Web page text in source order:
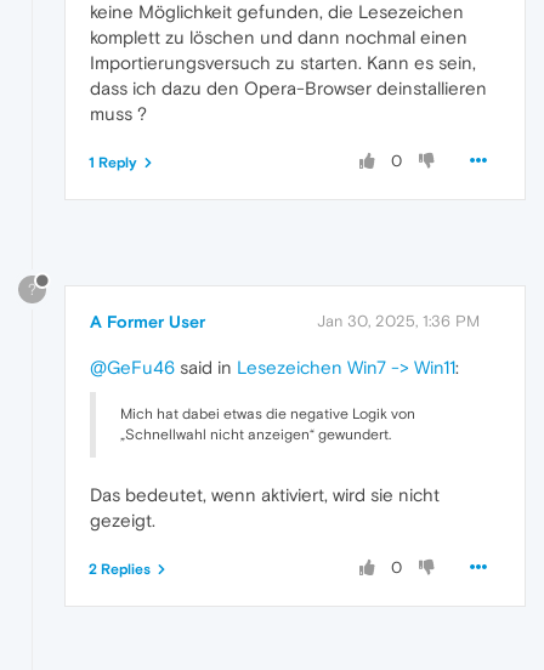
keine Möglichkeit gefunden, die Lesezeichen
komplett zu löschen und dann nochmal einen
Importierungsversuch zu starten. Kann es sein,
dass ich dazu den Opera-Browser deinstallieren
muss ?
0
1 Reply
?
A Former User Jan 30, 2025, 1:36 PM
@GeFu46 said in Lesezeichen Win7 -> Win11:
Mich hat dabei etwas die negative Logik von
„Schnellwahl nicht anzeigen“ gewundert.
Das bedeutet, wenn aktiviert, wird sie nicht
gezeigt.
0
2 Replies